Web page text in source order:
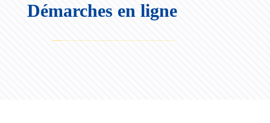
Démarches en ligne